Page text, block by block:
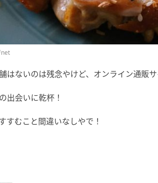
net
はないのは残念やけど、オンライン通販
出会いに乾杯！
すむこと間違いなしやで！